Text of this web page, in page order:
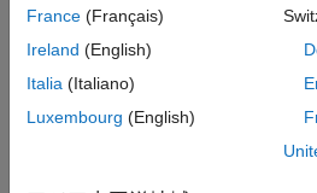
クロック生成、マルチレート モデ
ライン
外部コンポーネントのインターフ
カスタム HDL コードやベンダー固
France (Français)
Ireland (English)
Italia (Italiano)
Luxembourg (English)